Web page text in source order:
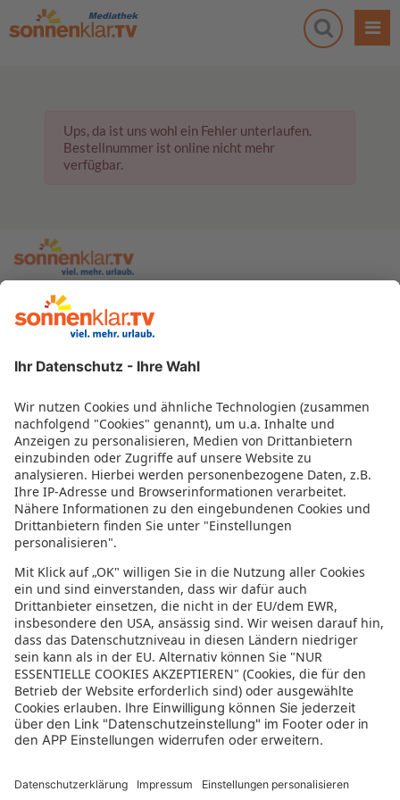
Ups, da ist uns wohl ein Fehler unterlaufen.
Bestellnummer ist online nicht mehr
verfügbar.
zur sonnenklar.TV Webseite
Moderatoren
Impressum
Informationen zur Barrierefreiheit
Datenschutz
Datenschutzeinstellungen
In der sonnenklar.TV Mediathek finden Sie alle Informationen rundum
den TV-Sender sonnenklar.TV!
Das Angebot war mal wieder zu schnell weg? Oder Sie wollen sich Ihre
nächste Traumreise noch einmal gratis etwas genauer anschauen? Dann
stöbern Sie doch in unserem TV-Programmund sehen Sie sich dort die
Folgen der letzten Tage nochmal an! Sie würden gerne wissen, was
gerade im TV läuft? Über unserenLive-Streamkönnen Sie sonnenklar.TV
online anschauen und die aktuellen Reise-Schnäppchen aus dem
Fernsehen verfolgen! Alle HDTV Infos und Empfangs-Einstellungen
finden Siehier. Dazu gehören Anleitungen zu den Einstellungen bei
Android & iOS Apps sowie der Windows PC App. Für Inspirationen sorgen
den Urlwald entführen! Diverse Videos von Hotels, der Umgebung und